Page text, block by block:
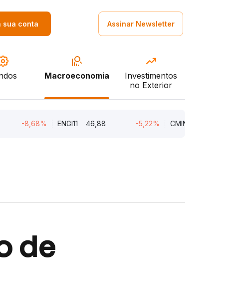
sua conta Assinar Newsletter
Macroeconomia
Investimentos
no Exterior
-8,68% ENGI11 46,88 -5,22% CMIN3 5,45
de